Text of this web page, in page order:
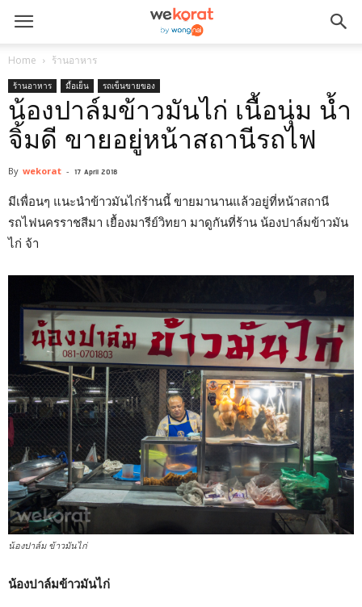
Home ร้านอาหาร
ร้านอาหาร มื้อเย็น รถเข็นขายของ
น้องปาล์มข้าวมันไก่ เนื้อนุ่ม น้ำ
จิ้มดี ขายอยู่หน้าสถานีรถไฟ
By wekorat - 17 April 2018
มีเพื่อนๆ แนะนำข้าวมันไก่ร้านนี้ ขายมานานแล้วอยู่ที่หน้าสถานี
รถไฟนครราชสีมา เยื้องมารีย์วิทยา มาดูกันที่ร้าน น้องปาล์มข้าวมัน
ไก่ จ้า
น้องปาล์ม ข้าวมันไก่
น้องปาล์มข้าวมันไก่